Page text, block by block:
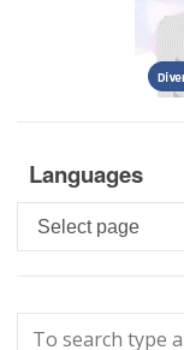
Languages
Languages